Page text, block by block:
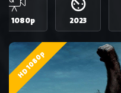
2023
1080p
HD 1080p